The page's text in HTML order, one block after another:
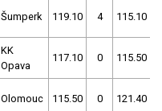
Šumperk 119.10 4 115.10
KK
Opava
117.10 0 115.50
Olomouc 115.50 0 121.40